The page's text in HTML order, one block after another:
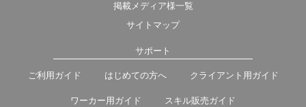
掲載メディア様一覧
サイトマップ
サポート
ご利用ガイド はじめての方へ クライアント用ガイド
ワーカー用ガイド スキル販売ガイド